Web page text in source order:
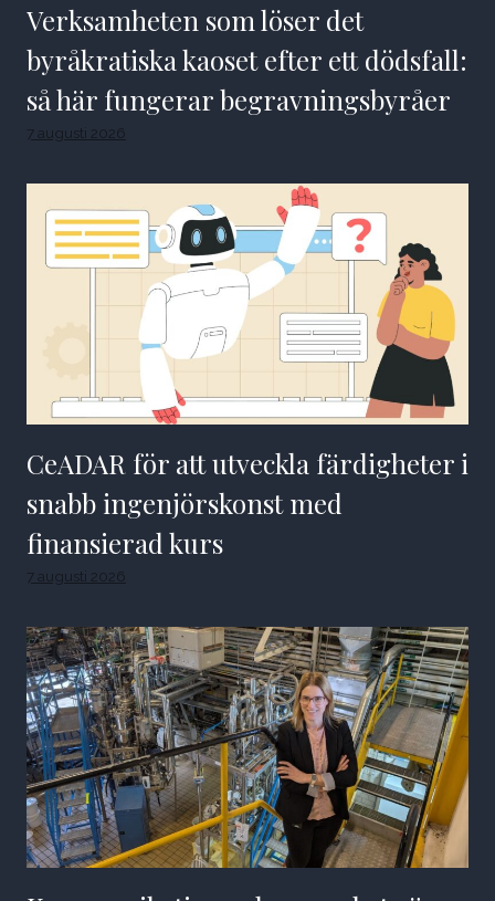
Verksamheten som löser det
byråkratiska kaoset efter ett dödsfall:
så här fungerar begravningsbyråer
7 augusti 2026
CeADAR för att utveckla färdigheter i
snabb ingenjörskonst med
finansierad kurs
7 augusti 2026